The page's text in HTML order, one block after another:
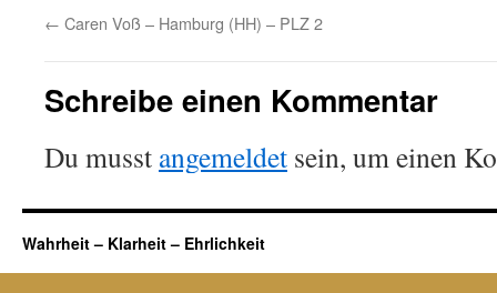
← Caren Voß – Hamburg (HH) – PLZ 2
Schreibe einen Kommentar
Du musst angemeldet sein, um einen
Wahrheit – Klarheit – Ehrlichkeit